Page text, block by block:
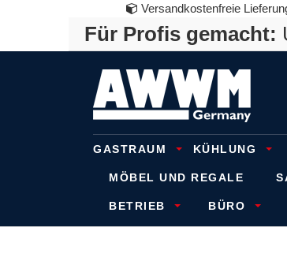
Versandkostenfreie
Für Profis gemacht:
GASTRAUM KÜHLUNG
MÖBEL UND REGALE
BETRIEB BÜRO